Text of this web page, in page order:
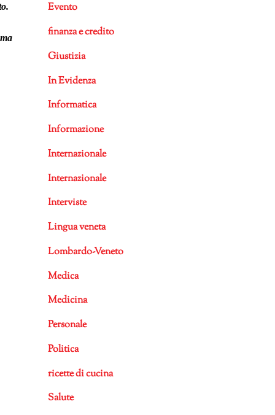
Evento
finanza e credito
Giustizia
In Evidenza
Informatica
Informazione
Internazionale
Internazionale
Interviste
Lingua veneta
Lombardo-Veneto
Medica
Medicina
Personale
Politica
ricette di cucina
Salute